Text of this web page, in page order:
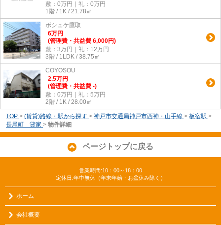
敷：0万円｜礼：0万円
1階 / 1K / 21.78㎡
ボシュケ鷹取
6万円
(管理費・共益費 6,000円)
敷：3万円｜礼：12万円
3階 / 1LDK / 38.75㎡
COYOSOU
2.5万円
(管理費・共益費 -)
敷：0万円｜礼：5万円
2階 / 1K / 28.00㎡
TOP > (賃貸)路線・駅から探す > 神戸市交通局神戸市西神・山手線 > 板宿駅 >
長尾町 貸家 > 物件詳細
ページトップに戻る
営業時間:10：00～18：00
定休日:年中無休（年末年始・お盆休み除く）
ホーム
会社概要